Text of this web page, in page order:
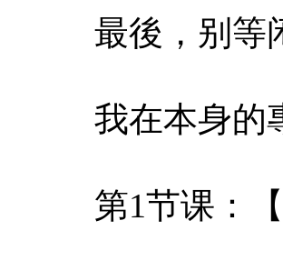
最後，别等
我在本身的
第1节课：